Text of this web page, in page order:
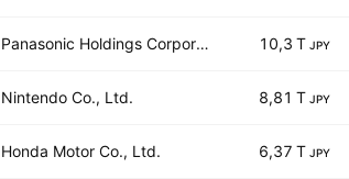
Panasonic Holdings Corporation 10,3 T JPY
Nintendo Co., Ltd. 8,81 T JPY
Honda Motor Co., Ltd. 6,37 T JPY